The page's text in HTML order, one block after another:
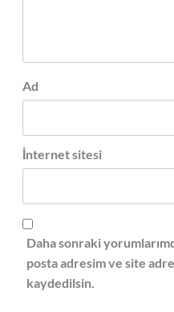
Ad
İnternet sitesi
Daha sonraki
posta adresim ve site
kaydedilsin.